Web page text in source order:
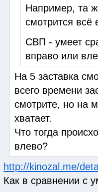
Например, та
смотрится всё
СВП - умеет
вправо или
На 5 заставка
всего времени
смотрите, но на
хватает.
Что тогда
влево?
http://kinozal.me/
Как в сравнении с